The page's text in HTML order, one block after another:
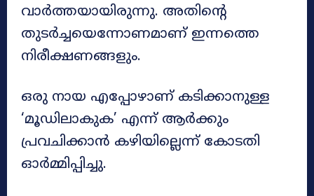
വാർത്തയായിരുന്നു. അതിന്റെ
തുടർച്ചയെന്നോണമാണ് ഇന്നത്തെ
നിരീക്ഷണങ്ങളും.
ഒരു നായ എപ്പോഴാണ് കടിക്കാനുള്ള
‘മൂഡിലാകുക’ എന്ന് ആർക്കും
പ്രവചിക്കാൻ കഴിയില്ലെന്ന് കോടതി
ഓർമ്മിപ്പിച്ചു.